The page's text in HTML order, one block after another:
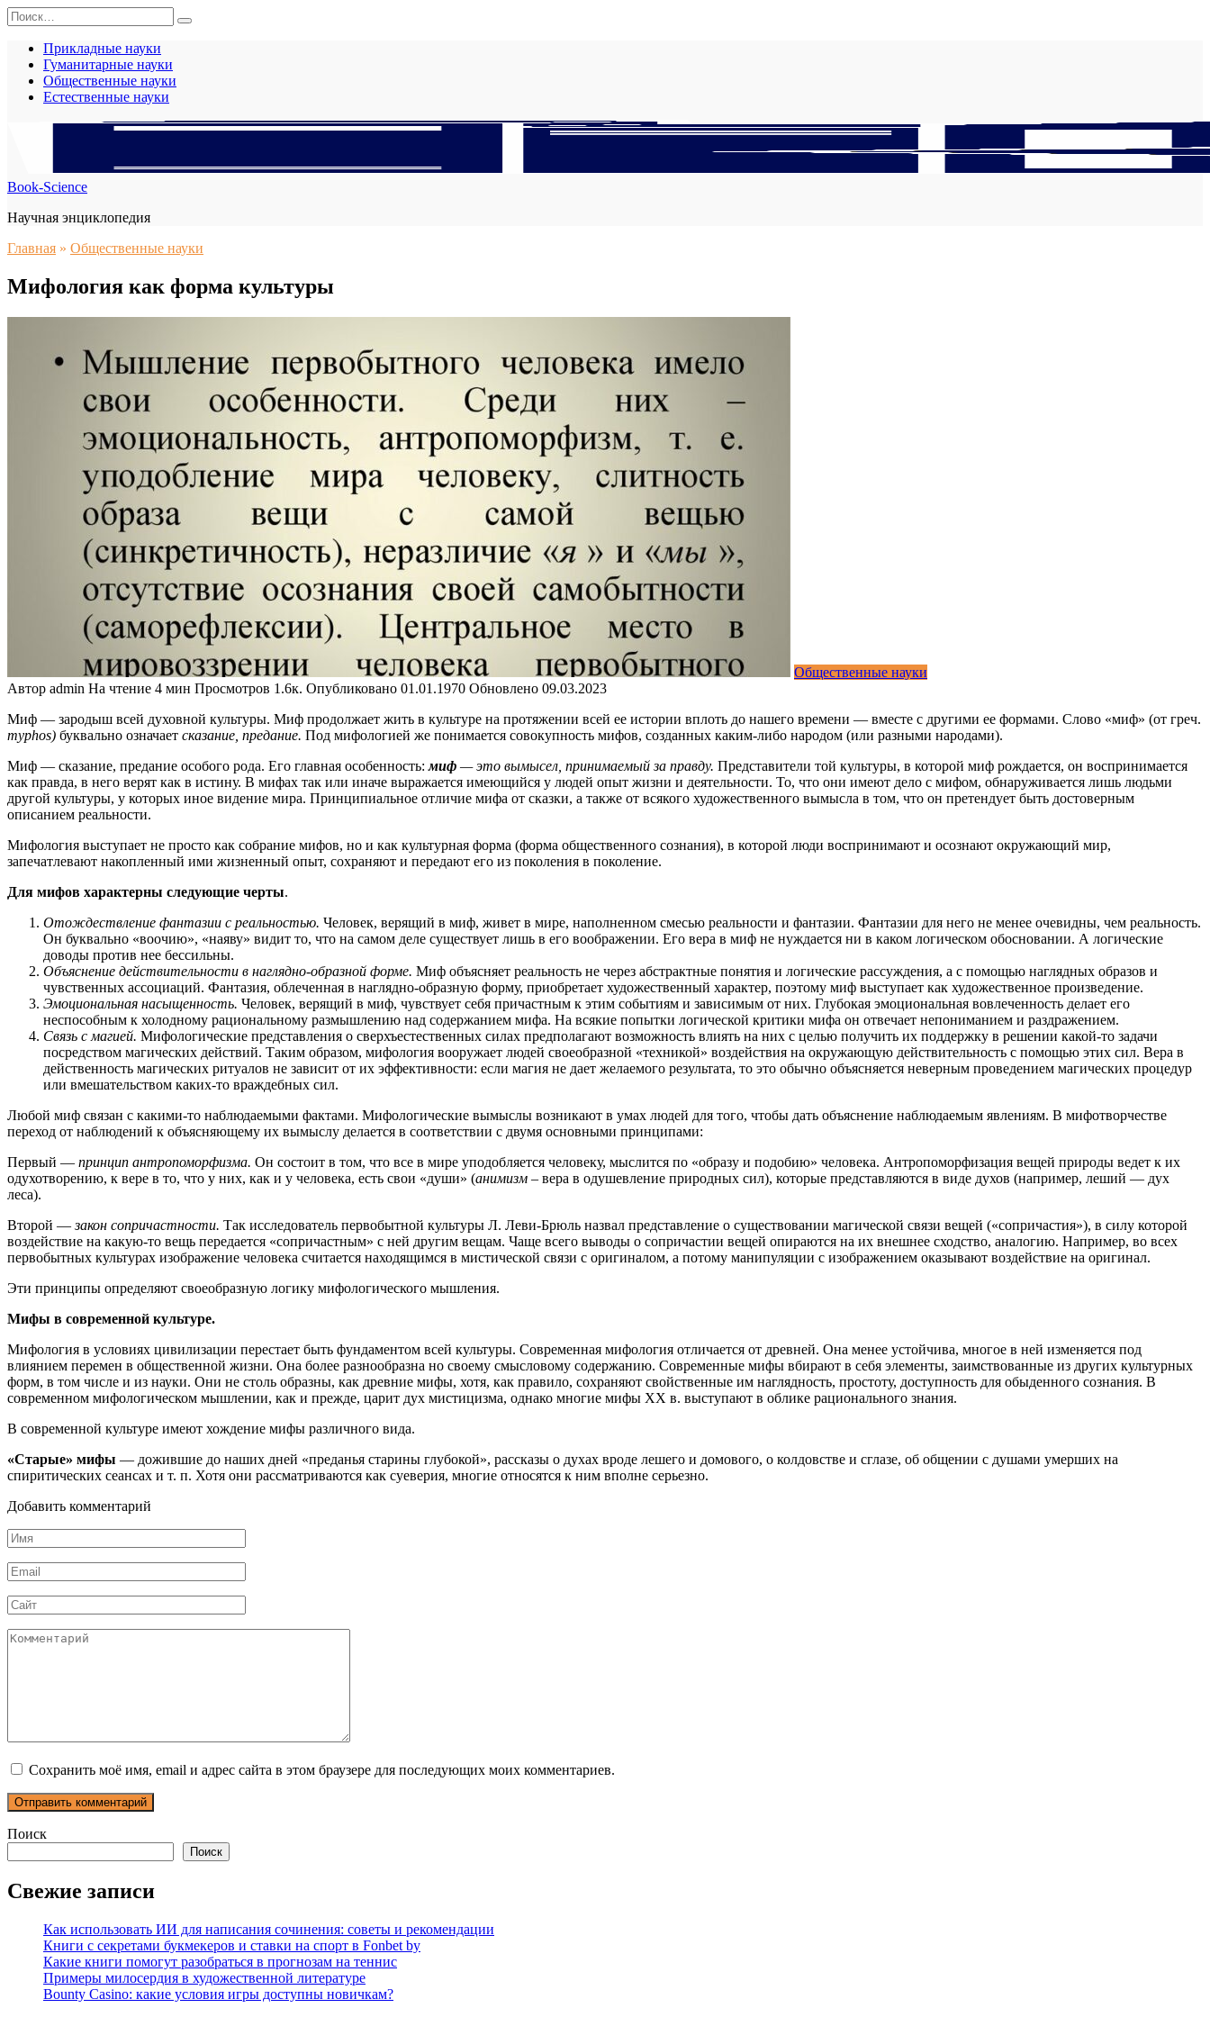
Перейти
к
содержанию
Search
for:
Прикладные науки
Гуманитарные науки
Общественные науки
Естественные науки
Book-Science
Научная энциклопедия
Главная » Общественные науки
Мифология как форма культуры
Общественные науки
Автор admin На чтение 4 мин Просмотров 1.6к. Опубликовано 01.01.1970 Обновлено 09.03.2023
Миф — зародыш всей духовной культуры. Миф продолжает жить в культуре на протяжении всей ее истории вплоть до нашего времени — вместе с другими ее формами. Слово «миф» (от греч.
myphos) буквально означает сказание, пре­дание. Под мифологией же понимается совокупность мифов, созданных каким-либо народом (или разными народами).
Миф — сказание, предание особого рода. Его главная особенность:миф — это вымысел, принимаемый за правду. Представи­тели той культуры, в которой миф рождается, он воспринимается
как правда, в него верят как в истину. В мифах так или иначе выражается имеющийся у людей опыт жизни и деятельности. То, что они имеют дело с мифом, обнаруживается лишь людьми
другой культуры, у которых иное видение мира. Прин­ципиальное отличие мифа от сказки, а также от всякого художественно­го вымысла в том, что он претендует быть достоверным
описанием реальности.
Мифология выступает не просто как собрание мифов, но и как культурная форма (форма общественного сознания), в кото­рой люди воспринимают и осознают окружающий мир,
запечатлевают накопленный ими жизненный опыт, сохраняют и передают его из по­коления в поколение.
Для мифов характерны следующие черты.
Отождествление фантазии с реальностью. Человек, верящий в миф, живет в мире, наполненном смесью реальности и фантазии. Фан­тазии для него не менее очевидны, чем реальность.
Он буквально «воочию», «наяву» видит то, что на самом деле существует лишь в его воображении. Его вера в миф не нуждается ни в каком логи­ческом обосновании. А логические
доводы против нее бессильны.
Объяснение действительности в наглядно-образной форме. Миф объясняет реальность не через абстрактные понятия и логические рассуждения, а с помощью наглядных образов и
чувственных ассо­циаций. Фантазия, облеченная в наглядно-образную форму, приобретает художественный характер, поэтому миф выступает как художественное произведение.
Эмоциональная насыщенность. Человек, верящий в миф, чувствует себя причастным к этим событиям и зависимым от них. Глубокая эмоциональная во­влеченность делает его
неспособным к холодному рациональному размышлению над содержанием мифа. На всякие попытки логиче­ской критики мифа он отвечает непониманием и раздражением.
Связь с магией. Мифологические представления о сверхъестест­венных силах предполагают возможность влиять на них с целью получить их поддержку в решении какой-то задачи
посредством магических действий. Таким образом, мифология вооружает людей свое­образной «техникой» воздействия на окружающую действитель­ность с помощью этих сил. Вера в
действенность магических ритуалов не зависит от их эффективности: если магия не дает желае­мого результата, то это обычно объясняется неверным проведением магических процедур
или вмешательством каких-то враждебных сил.
Любой миф связан с какими-то наблюдаемыми фактами. Мифоло­гические вымыслы возникают в умах людей для того, чтобы дать объяснение наблюдаемым явлениям. В мифотворчестве
переход от наблюдений к объясняющему их вымыслу делается в соответствии с двумя основными принципами:
Первый — принцип антропоморфизма. Он состоит в том, что все в мире уподобляется человеку, мыслится по «образу и подобию» чело­века. Антропоморфизация вещей природы ведет к их
одухотворению, к вере в то, что у них, как и у человека, есть свои «души» (анимизм – вера в одушевление природных сил), которые представляются в виде духов (например, леший — дух
леса).
Второй —закон сопричастности. Так исследователь первобытной культуры Л. Леви-Брюль назвал представление о существовании маги­ческой связи вещей («сопричастия»), в силу которой
воздействие на какую-то вещь передается «сопричастным» с ней другим вещам. Чаще всего выводы о сопричастии вещей опираются на их внешнее сходство, аналогию. Например, во всех
пер­вобытных культурах изображение человека считается находящимся в мистической связи с оригиналом, а потому манипуляции с изобра­жением оказывают воздействие на оригинал.
Эти принципы определяют своеобразную логику мифологического мышления.
Мифы в современной культуре.
Мифология в условиях цивилизации перестает быть фундаментом всей культуры. Современная мифология отличается от древней. Она менее устой­чива, многое в ней изменяется под
влиянием перемен в общественной жизни. Она более разнообразна но своему смысловому содержанию. Современные мифы вбирают в себя элементы, заимство­ванные из других культурных
форм, в том числе и из науки. Они не столь образны, как древние мифы, хотя, как правило, сохраняют свой­ственные им наглядность, простоту, доступность для обыденного со­знания. В
современном мифологическом мышлении, как и прежде, царит дух мистицизма, однако многие мифы XX в. выступают в облике рационального знания.
В современной культуре имеют хождение мифы различного вида.
«Старые» мифы — дожившие до наших дней «преданья старины глубокой», рассказы о духах вроде лешего и домового, о колдовстве и сглазе, об общении с душами умерших на
спиритических сеансах и т. п. Хотя они рассматриваются как суеверия, многие относятся к ним вполне серьезно.
Добавить комментарий
Имя
*
Email
*
Сайт
Комментарий
Сохранить моё имя, email и адрес сайта в этом браузере для последующих моих комментариев.
Поиск
Поиск
Свежие записи
Как использовать ИИ для написания сочинения: советы и рекомендации
Книги с секретами букмекеров и ставки на спорт в Fonbet by
Какие книги помогут разобраться в прогнозам на теннис
Примеры милосердия в художественной литературе
Bounty Casino: какие условия игры доступны новичкам?